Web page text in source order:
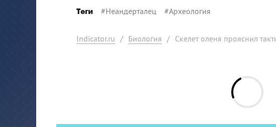
Теги #Неандерталец #Археология
Indicator.ru / Биология / Скелет оленя прояснил